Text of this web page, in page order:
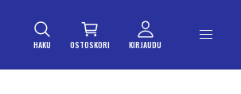
HAKU OSTOSKORI KIRJAUDU